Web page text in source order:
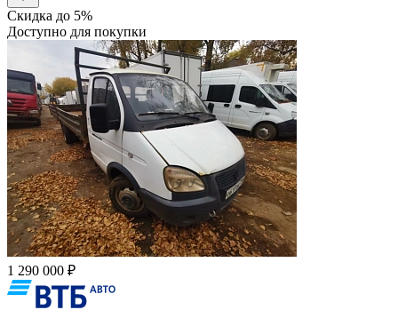
Скидка до 5%
Доступно для покупки
1 290 000 ₽